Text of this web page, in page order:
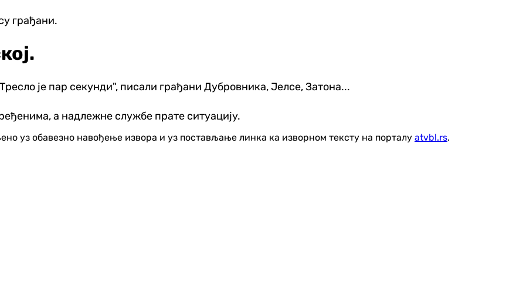
грађани.
је пар секунди", писали грађани Дубровника, Јелсе, Затона...
а надлежне службе прате ситуацију.
уз обавезно навођење извора и уз постављање линка ка изворном тексту на порталу atvbl.rs.